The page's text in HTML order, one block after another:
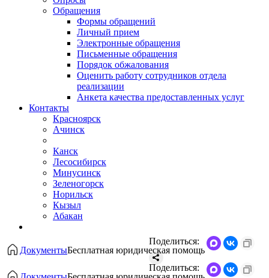
Обращения
Формы обращений
Личный прием
Электронные обращения
Письменные обращения
Порядок обжалования
Оценить работу сотрудников отдела
реализации
Анкета качества предоставленных услуг
Контакты
Красноярск
Ачинск
Канск
Лесосибирск
Минусинск
Зеленогорск
Норильск
Кызыл
Абакан
ДокументыБесплатная юридическая помощь
Поделиться:
Поделиться: